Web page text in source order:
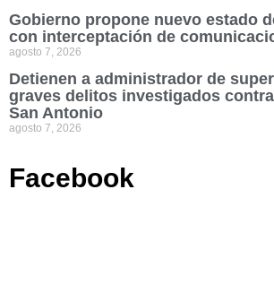
Gobierno propone nuevo estado
con interceptación de
agosto 7, 2026
Detienen a administrador de
graves delitos investigados
San Antonio
agosto 7, 2026
Facebook